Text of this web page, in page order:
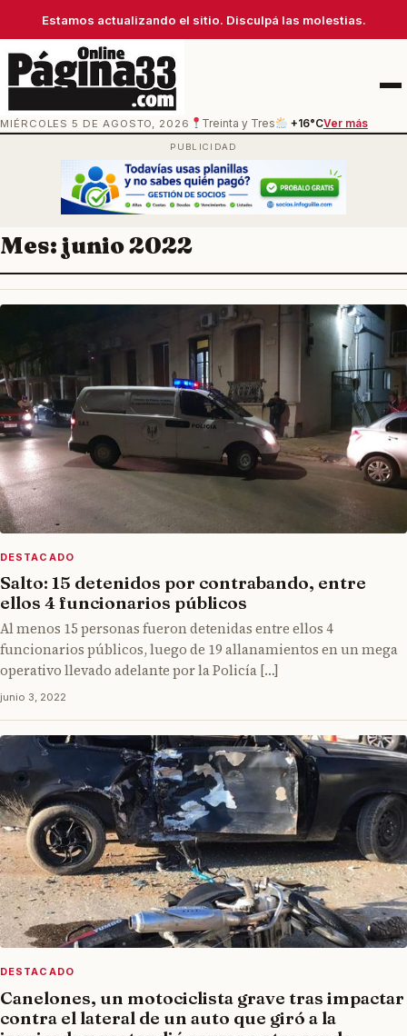
Estamos actualizando el sitio. Disculpá las molestias.
MIÉRCOLES 5 DE AGOSTO, 2026 Treinta y Tres +16°CVer más
Menú
Mes:junio 2022
DESTACADO
Salto: 15 detenidos por contrabando, entre
ellos 4 funcionarios públicos
Al menos 15 personas fueron detenidas entre ellos 4
funcionarios públicos, luego de 19 allanamientos en un mega
operativo llevado adelante por la Policía […]
junio 3, 2022
DESTACADO
Canelones, un motociclista grave tras impactar
contra el lateral de un auto que giró a la